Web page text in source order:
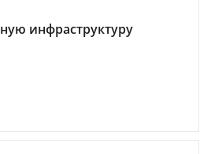
инфраструктуру